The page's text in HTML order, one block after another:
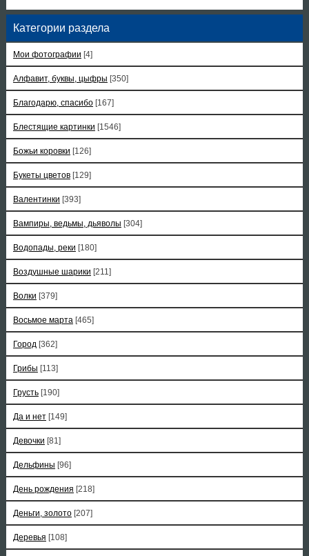
Категории раздела
Мои фотографии [4]
Алфавит, буквы, цыфры [350]
Благодарю, спасибо [167]
Блестящие картинки [1546]
Божьи коровки [126]
Букеты цветов [129]
Валентинки [393]
Вампиры, ведьмы, дьяволы [304]
Водопады, реки [180]
Воздушные шарики [211]
Волки [379]
Восьмое марта [465]
Город [362]
Грибы [113]
Грусть [190]
Да и нет [149]
Девочки [81]
Дельфины [96]
День рождения [218]
Деньги, золото [207]
Деревья [108]